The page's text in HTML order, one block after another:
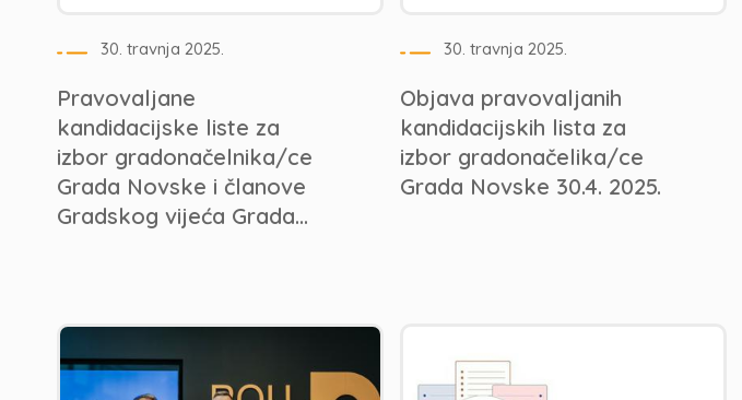
30. travnja 2025.
Pravovaljane
kandidacijske liste za
izbor gradonačelnika/ce
Grada Novske i članove
Gradskog vijeća Grada...
30. travnja 2025.
Objava pravovaljanih
kandidacijskih lista za
izbor gradonačelika/ce
Grada Novske 30.4. 2025.